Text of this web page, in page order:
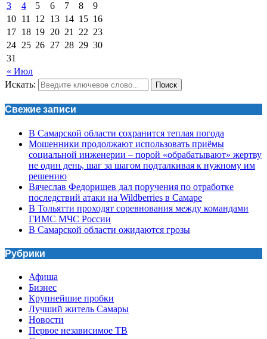
« Июл
3
4 5 6 7 8
9
10 11 12 13 14 15 16
17 18 19 20 21 22 23
24 25 26 27 28 29 30
31
Искать: Поиск
Свежие записи
В Самарской области сохранится теплая погода
Мошенники продолжают использовать приёмы
социальной инженерии – порой «обрабатывают» жертву
не один день, шаг за шагом подталкивая к нужному им
решению
Вячеслав Федорищев дал поручения по отработке
последствий атаки на Wildberries в Самаре
В Тольятти проходят соревнования между командами
ГИМС МЧС России
В Самарской области ожидаются грозы
Рубрики
Афиша
Бизнес
Крупнейшие пробки
Лучший житель Самары
Новости
Первое независимое ТВ